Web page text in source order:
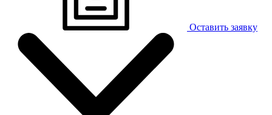
Оставить заявку